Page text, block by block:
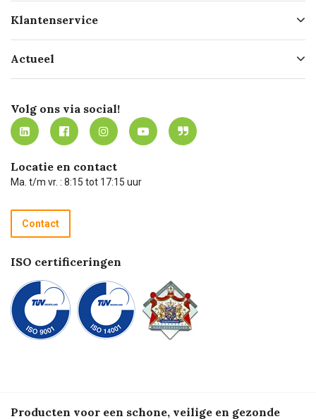
Geschiedenis
Missie
Werken bij Carel Lurvink
MVO
Klantenservice
Bezorgen
Mijn Carel Lurvink
Mijn Carel Lurvink instructievideo's
Carel Lurvink App
Hulp op afstand
Technische dienst
Recycle programma
Betalen
Actueel
Innovation LAB
Tevreden klanten
Carel Lurvink Blog
Carel de podcast
Volg ons via social!
Locatie en contact
Ma. t/m vr. : 8:15 tot 17:15 uur
Contact
ISO certificeringen
Producten voor een schone, veilige en gezonde